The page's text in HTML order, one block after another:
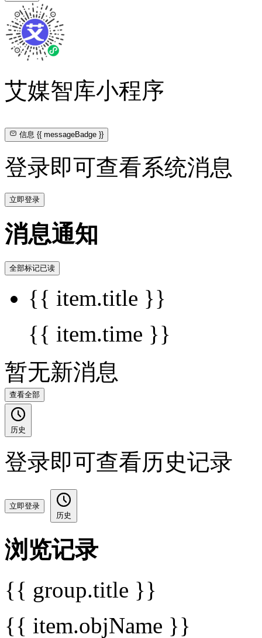
艾媒智库小程序
信息{{ messageBadge }}
登录即可查看系统消息
立即登录
消息通知
全部标记已读
{{ item.title }}
{{ item.time }}
暂无新消息
查看全部
历史
登录即可查看历史记录
立即登录
历史
浏览记录
{{ group.title }}
{{ item.objName }}